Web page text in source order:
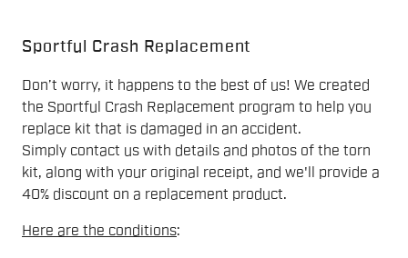
Sportful Crash Replacement
Don’t worry, it happens to the best of us! We created
the Sportful Crash Replacement program to help you
replace kit that is damaged in an accident.
Simply contact us with details and photos of the torn
kit, along with your original receipt, and we'll provide a
40% discount on a replacement product.
Here are the conditions: